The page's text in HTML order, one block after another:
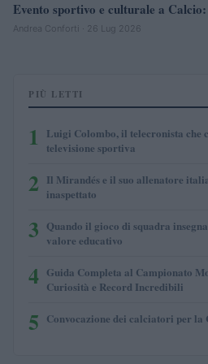
Evento sportivo e culturale a
Andrea Conforti · 26 Lug 2026
PIÙ LETTI
1
Luigi Colombo, il telecronista che
televisione sportiva
2 Il Mirandés e il suo allenatore
inaspettato
3 Quando il gioco di squadra
valore educativo
4 Guida Completa al Campionato
Curiosità e Record Incredibili
5 Convocazione dei calciatori per la